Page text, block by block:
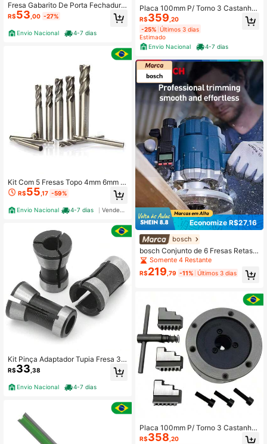
Fresa Gabarito De Porta Fechadura
Interna E Externa 16mm
R$53 ,00 -27%
Envio Nacional 4-7 dias
Kit Com 5 Fresas Topo 4mm 6mm 8
mm 10mm 12mm Aço Rápido Hss
R$55 ,17 -59%
Envio Nacional 4-7 dias
Kit Pinça Adaptador Tupia Fresa 3p
cs 6mm 1/4 8mm Carpintaria
R$33,38
Envio Nacional 4-7 dias
Placa 100mm P/ Torno 3 Castanha
Universal 3 Castanhas
R$359 ,20
-25% Últimos 3 dias
Estimado
Envio Nacional
4-7 dias
Economize R$27,16
bosch
bosch Conjunto de 6 Fresas Retas d
e Marcenaria de 1/4"
Somente 4 Restante
R$219 ,79 -11% Últimos 3 dias
Placa 100mm P/ Torno 3 Castanha
Universal 3 Castanhas
R$358 ,20